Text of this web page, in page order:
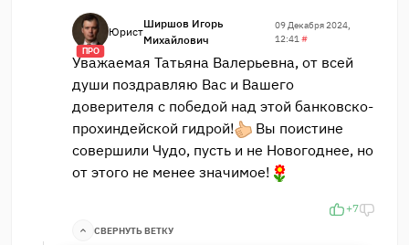
ПРО
Юрист
Ширшов Игорь
Михайлович
09 Декабря 2024,
12:41#
Уважаемая Татьяна Валерьевна, от всей
души поздравляю Вас и Вашего
доверителя с победой над этой банковско-
прохиндейской гидрой!
Вы поистине
совершили Чудо, пусть и не Новогоднее, но
от этого не менее значимое!
+7
СВЕРНУТЬ ВЕТКУ